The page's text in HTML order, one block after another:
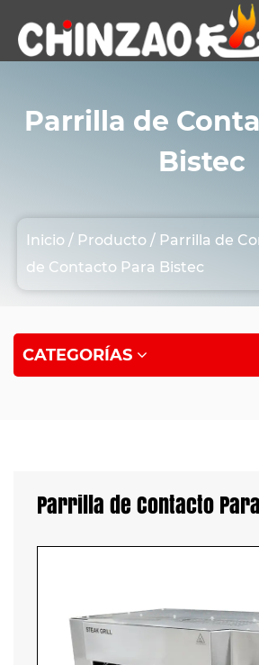
Parrilla de
Bistec
Inicio / Producto / Parrilla de
de Contacto Para Bistec
CATEGORÍAS
Parrilla de Contacto